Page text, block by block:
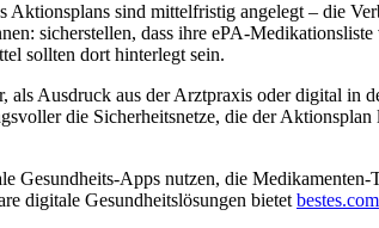
sind mittelfristig angelegt – die
sicherstellen, dass ihre ePA-
sollten dort hinterlegt sein.
Ausdruck aus der Arztpraxis oder digital
die Sicherheitsnetze, die der
Gesundheits-Apps nutzen, die
digitale Gesundheitslösungen bietet bestes.com